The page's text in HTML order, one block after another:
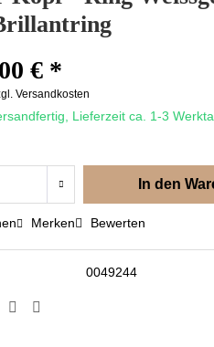
€ *
Versandkosten
Lieferzeit ca. 1-3
In den
Merken Bewerten
0049244